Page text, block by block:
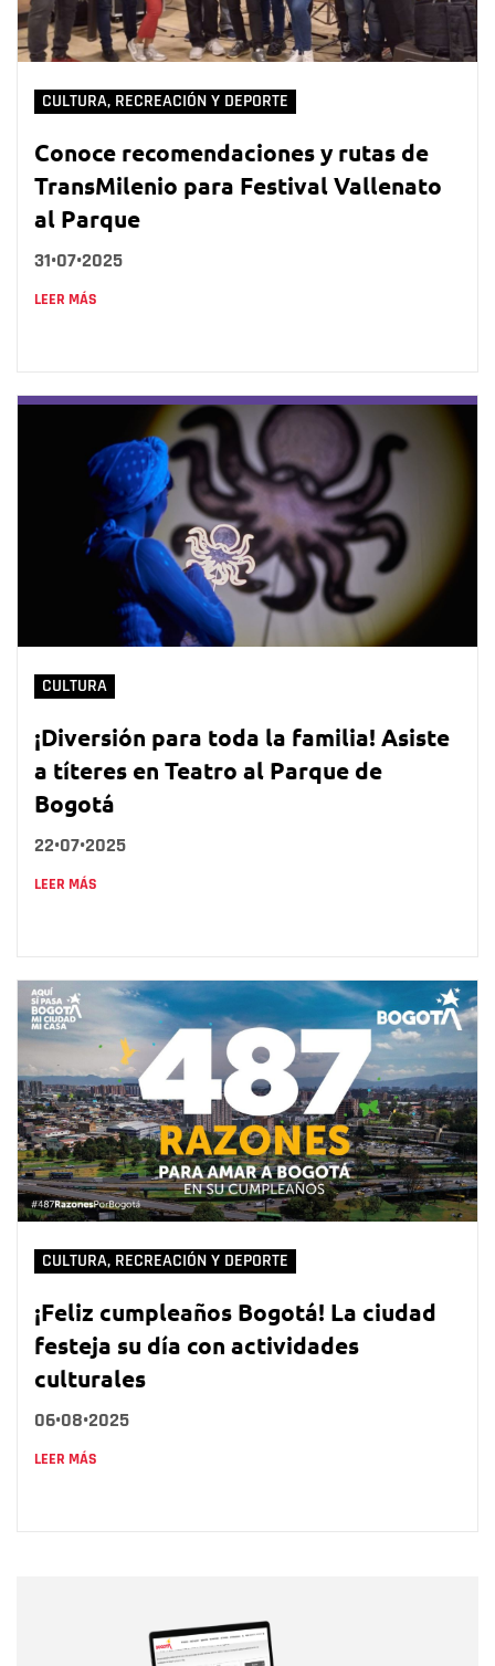
CULTURA, RECREACIÓN Y DEPORTE
Conoce recomendaciones y rutas de
TransMilenio para Festival Vallenato
al Parque
31•07•2025
LEER MÁS
CULTURA
¡Diversión para toda la familia! Asiste
a títeres en Teatro al Parque de
Bogotá
22•07•2025
LEER MÁS
CULTURA, RECREACIÓN Y DEPORTE
¡Feliz cumpleaños Bogotá! La ciudad
festeja su día con actividades
culturales
06•08•2025
LEER MÁS